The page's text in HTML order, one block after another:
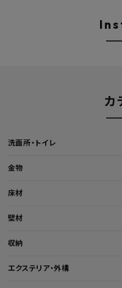
カ
洗面所・トイレ
金物
床材
壁材
収納
エクステリア・外構